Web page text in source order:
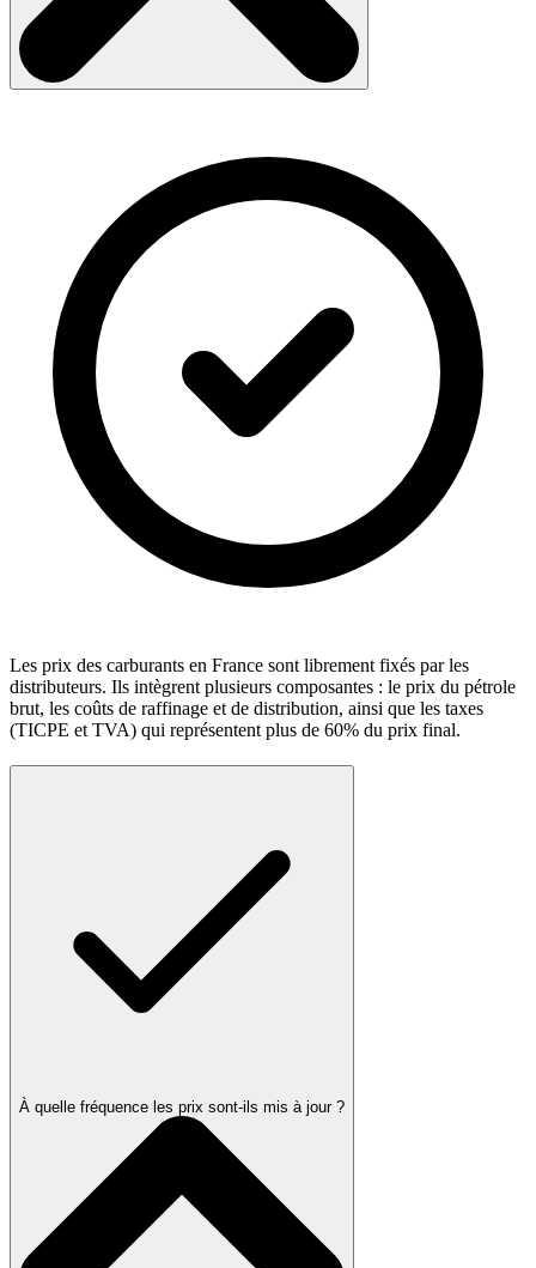
Les prix des carburants en France sont librement fixés par les
distributeurs. Ils intègrent plusieurs composantes : le prix du pétrole
brut, les coûts de raffinage et de distribution, ainsi que les taxes
(TICPE et TVA) qui représentent plus de 60% du prix final.
À quelle fréquence les prix sont-ils mis à jour ?